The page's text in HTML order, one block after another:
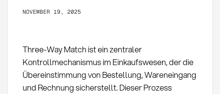
NOVEMBER 19, 2025
Three-Way Match ist ein zentraler
Kontrollmechanismus im Einkaufswesen, der die
Übereinstimmung von Bestellung, Wareneingang
und Rechnung sicherstellt. Dieser Prozess